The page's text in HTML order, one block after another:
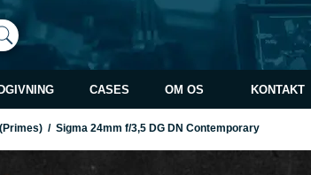
CASES OM OS KONTAKT
/ Sigma 24mm f/3,5 DG DN Contemporary